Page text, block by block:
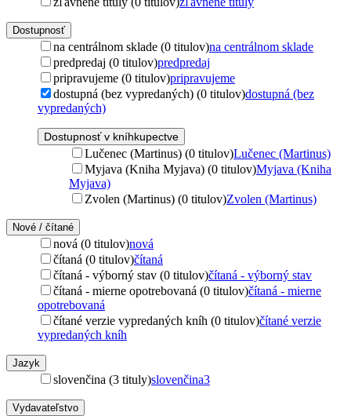
Dostupnosť
na centrálnom sklade (0 titulov)na centrálnom sklade
predpredaj (0 titulov)predpredaj
pripravujeme (0 titulov)pripravujeme
dostupná (bez vypredaných) (0 titulov)dostupná (bez
vypredaných)
Dostupnosť v kníhkupectve
Lučenec (Martinus) (0 titulov)Lučenec (Martinus)
Myjava (Kniha Myjava) (0 titulov)Myjava (Kniha
Myjava)
Zvolen (Martinus) (0 titulov)Zvolen (Martinus)
Nové / čítané
nová (0 titulov)nová
čítaná (0 titulov)čítaná
čítaná - výborný stav (0 titulov)čítaná - výborný stav
čítaná - mierne opotrebovaná (0 titulov)čítaná - mierne
opotrebovaná
čítané verzie vypredaných kníh (0 titulov)čítané verzie
vypredaných kníh
Jazyk
slovenčina (3 tituly)slovenčina3
Vydavateľstvo